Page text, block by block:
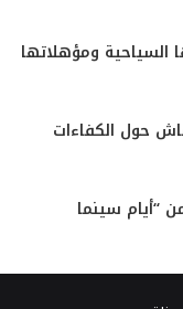
السياحية ومؤهلاتها
حول الكفاءات
“أيام سينما